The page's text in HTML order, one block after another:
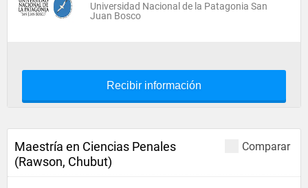
Universidad Nacional de la Patagonia San
Juan Bosco
Recibir información
Comparar
Maestría en Ciencias Penales
(Rawson, Chubut)